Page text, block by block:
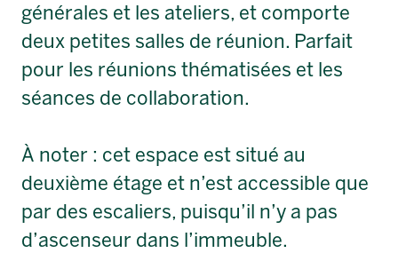
générales et les ateliers, et comporte
deux petites salles de réunion. Parfait
pour les réunions thématisées et les
séances de collaboration.
À noter : cet espace est situé au
deuxième étage et n’est accessible que
par des escaliers, puisqu’il n’y a pas
d’ascenseur dans l’immeuble.